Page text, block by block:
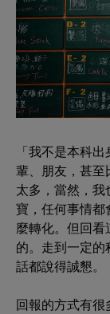
「我不是本科
輩、朋友，甚至
太多，當然，我
寶，任何事情都
麼轉化。但回看
的。走到一定的
話都說得誠懇。
回報的方式有